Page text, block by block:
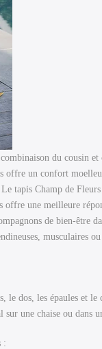
du
un confort
tapis Champ de
une meilleure
de bien-être
musculaires
le dos, les épaules
une chaise ou dans
: